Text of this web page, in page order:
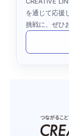
を通じて応援
挑戦に、ぜひ